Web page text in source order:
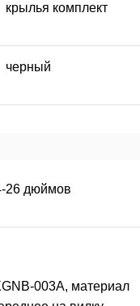
крылья комплект
черный
26 дюймов
003A, материал